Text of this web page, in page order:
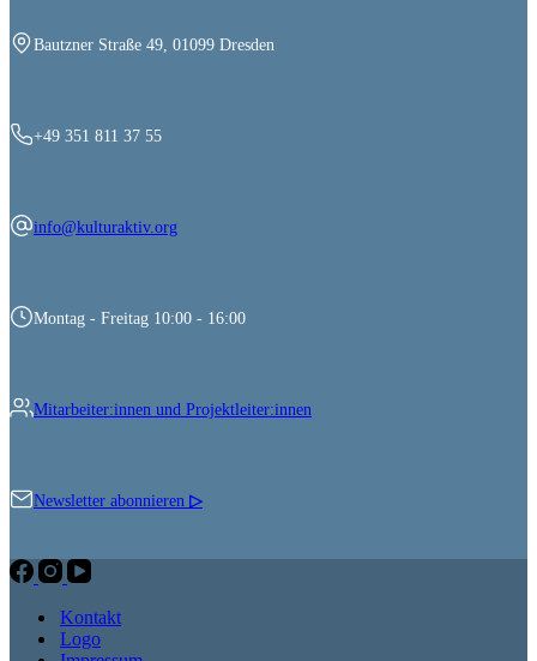
Bautzner Straße 49, 01099 Dresden
+49 351 811 37 55
info@kulturaktiv.org
Montag - Freitag 10:00 - 16:00
Mitarbeiter:innen und Projektleiter:innen
Newsletter abonnieren ▷
Kontakt
Logo